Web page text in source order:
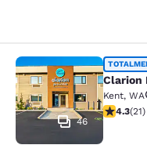
Clarion
46
Clarion
Kent, WA
4.3(21)